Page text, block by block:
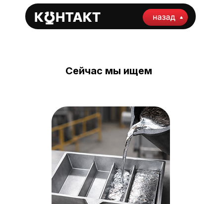
Сейчас мы ищем